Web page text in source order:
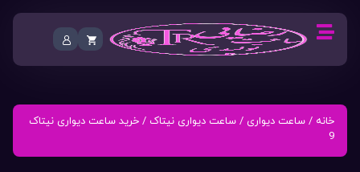
خانه / ساعت دیواری / ساعت دیواری نیتاک / خرید ساعت دیواری نیتاک
9